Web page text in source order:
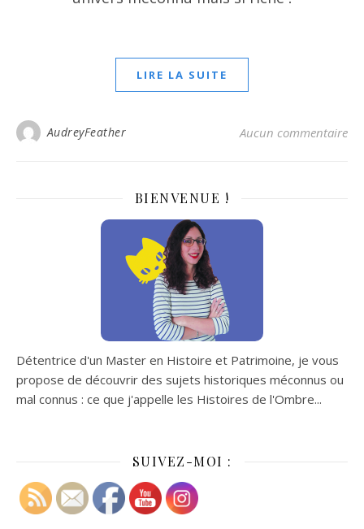
LIRE LA SUITE
AudreyFeather Aucun commentaire
BIENVENUE !
Détentrice d'un Master en Histoire et Patrimoine, je vous
propose de découvrir des sujets historiques méconnus ou
mal connus : ce que j'appelle les Histoires de l'Ombre...
SUIVEZ-MOI :